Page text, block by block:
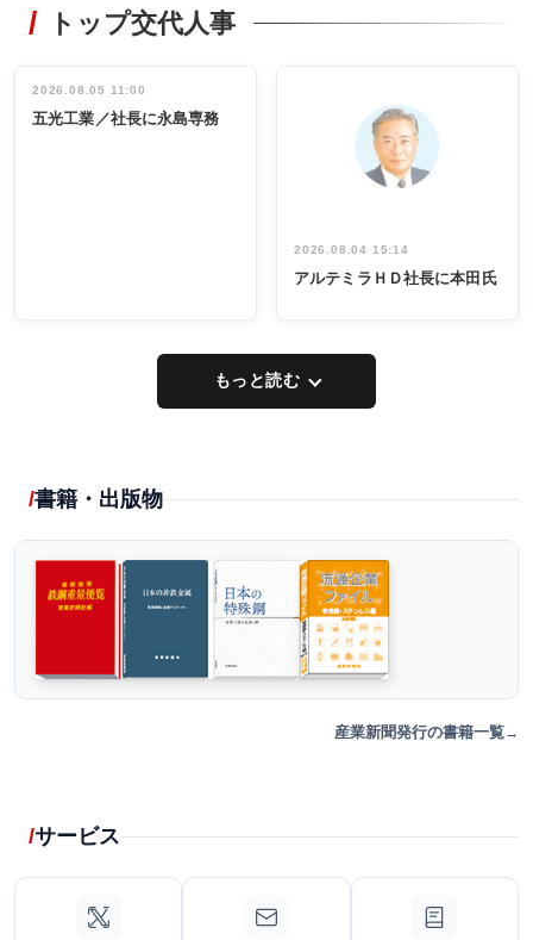
非鉄業界で
インタビュ
ー／社内ア
タックトレー
祝う 業界関
係者ら220人
出席
トップ交代人事
2026.08.05 11:00
五光工業／社長に永島専務
2026.08.04 15:14
アルテミラＨＤ社長に本田氏
もっと読む
書籍・出版物
産業新聞発行の書籍一覧
サービス